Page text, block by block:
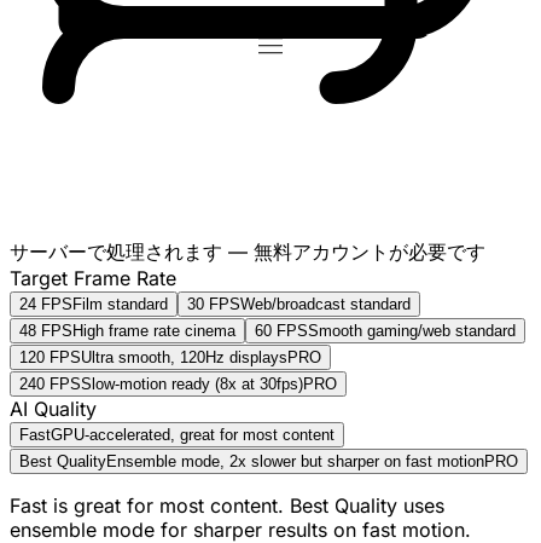
サーバーで処理されます — 無料アカウントが必要です
Target Frame Rate
24 FPS Film standard 30 FPSWeb/broadcast standard
48 FPS High frame rate cinema 60 FPSSmooth gaming/web standard
120 FPSUltra smooth, 120Hz displays PRO
240 FPSSlow-motion ready (8x at 30fps)PRO
AI Quality
FastGPU-accelerated, great for most content
Best QualityEnsemble mode, 2x slower but sharper on fast motionPRO
Fast is great for most content. Best Quality uses
ensemble mode for sharper results on fast motion.